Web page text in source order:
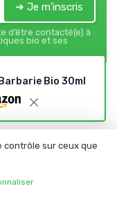
➔ Je m'inscris
d’être contacté(e) à
bio et ses
sur Google
Bio 30ml
contrôle sur ceux que